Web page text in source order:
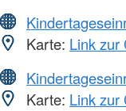
Karte: Link zur
Karte: Link zur